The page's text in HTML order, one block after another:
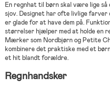
En regnhat til børn skal være lige
sjov. Designet har ofte livlige
er glade for at have dem på.
størrelser hjælper med at holde en
Mærker som Nordbjørn og Petite
kombinere det praktiske med et
et hit blandt forældre.
Regnhandsker